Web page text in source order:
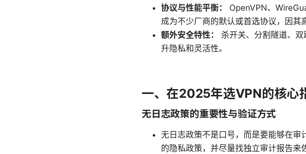
协议与性能平衡：
OpenVPN、
成为不少厂商的默认或首选协议，因其
额外安全特性：
杀开关、分割隧道、
升隐私和灵活性。
一、在2025年选VPN的核心
无日志政策的重要性与验证方式
无日志政策不是口号，而是要能够在
的隐私政策，并尽量找独立审计报告来